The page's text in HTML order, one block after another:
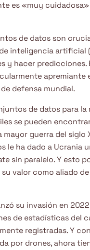
es «muy cuidadosa»
de datos son
inteligencia artificial
y hacer predicciones.
apremiante
defensa mundial.
de datos para la
se pueden
mayor guerra del siglo
le ha dado a Ucrania
sin paralelo. Y esto
valor como aliado de
su invasión en
de estadísticas del
registradas. Y
por drones, ahora